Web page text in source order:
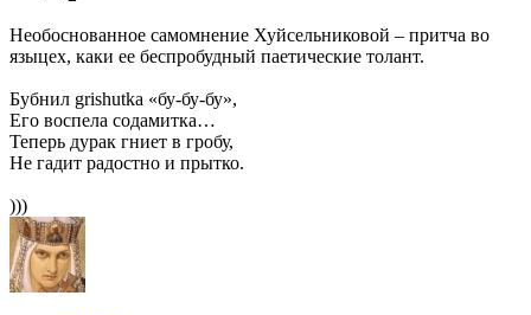
Необоснованное самомнение Хуйсельниковой – притча во
языцех, каки ее беспробудный паетические толант.
Бубнил grishutka «бу-бу-бу»,
Его воспела содамитка…
Теперь дурак гниет в гробу,
Не гадит радостно и прытко.
)))